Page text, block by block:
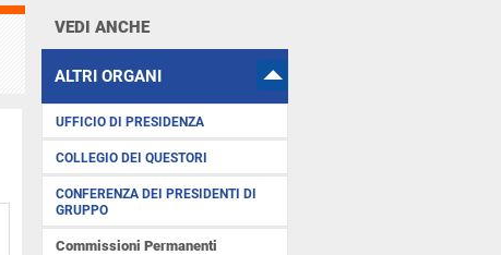
VEDI ANCHE
ALTRI ORGANI
UFFICIO DI PRESIDENZA
COLLEGIO DEI QUESTORI
CONFERENZA DEI PRESIDENTI DI
GRUPPO
Commissioni Permanenti